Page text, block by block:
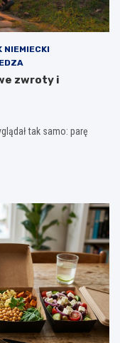
NIEMIECKI
zwroty i
tak samo: parę